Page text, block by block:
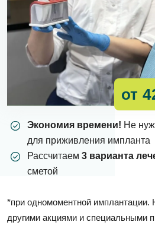
от
Экономия времени! Не
для приживления импланта
Рассчитаем 3 варианта
сметой
*при одномоментной имплантации.
другими акциями и специальными